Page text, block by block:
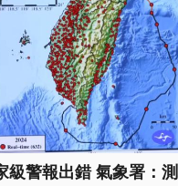
級警報出錯 氣象署：